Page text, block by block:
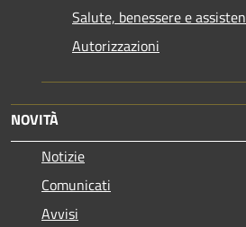
Salute, benessere e
Autorizzazioni
NOVITÀ
Notizie
Comunicati
Avvisi